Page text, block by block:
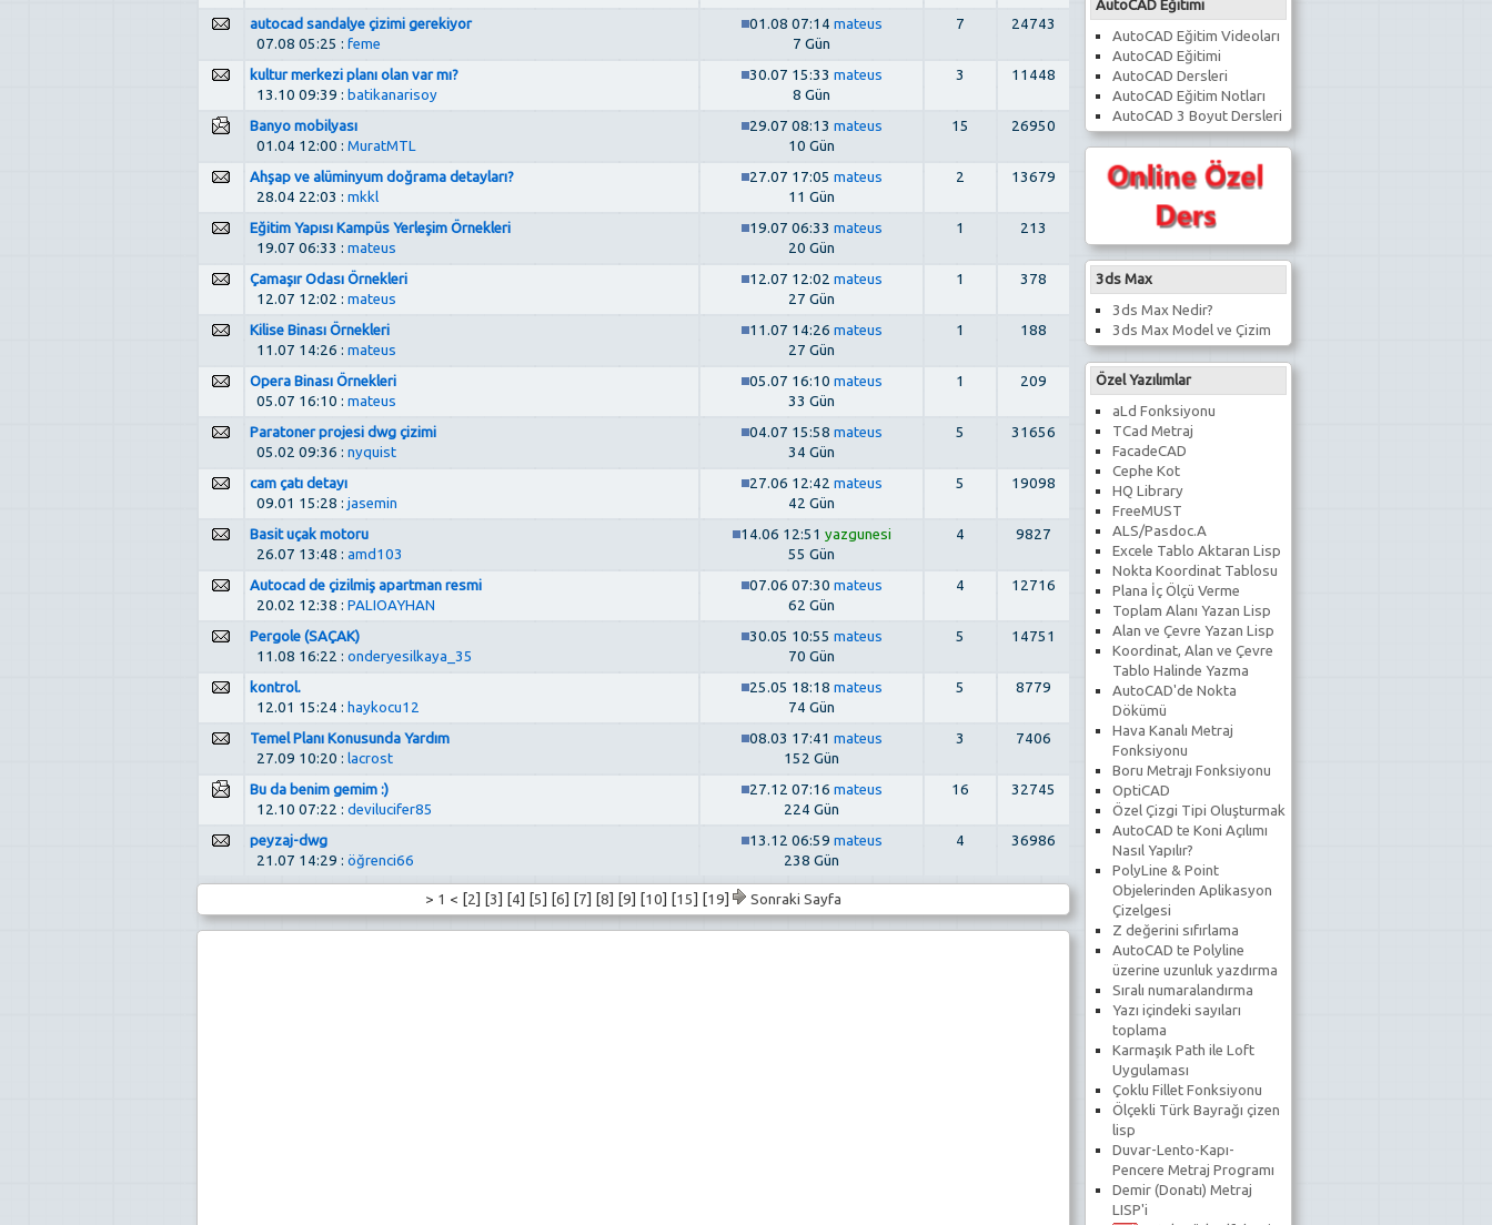
AutoCAD Eğitimi
AutoCAD Eğitim Videoları
AutoCAD Eğitimi
AutoCAD Dersleri
AutoCAD Eğitim Notları
AutoCAD 3 Boyut Dersleri
3ds Max
3ds Max Nedir?
3ds Max Model ve Çizim
Özel Yazılımlar
aLd Fonksiyonu
TCad Metraj
FacadeCAD
Cephe Kot
HQ Library
FreeMUST
ALS/Pasdoc.A
Excele Tablo Aktaran Lisp
Nokta Koordinat Tablosu
Plana İç Ölçü Verme
Toplam Alanı Yazan Lisp
Alan ve Çevre Yazan Lisp
Koordinat, Alan ve Çevre
Tablo Halinde Yazma
AutoCAD'de Nokta
Dökümü
Hava Kanalı Metraj
Fonksiyonu
Boru Metrajı Fonksiyonu
OptiCAD
Özel Çizgi Tipi Oluşturmak
AutoCAD te Koni Açılımı
Nasıl Yapılır?
PolyLine & Point
Objelerinden Aplikasyon
Çizelgesi
Z değerini sıfırlama
AutoCAD te Polyline
üzerine uzunluk yazdırma
Sıralı numaralandırma
Yazı içindeki sayıları
toplama
Karmaşık Path ile Loft
Uygulaması
Çoklu Fillet Fonksiyonu
Ölçekli Türk Bayrağı çizen
lisp
Duvar-Lento-Kapı-
Pencere Metraj Programı
Demir (Donatı) Metraj
LISP'i
autocad sandalye çizimi gerekiyor
07.08 05:25 : feme
01.08 07:14 mateus
7 Gün
7 24743
kultur merkezi planı olan var mı?
13.10 09:39 : batikanarisoy
30.07 15:33 mateus
8 Gün
3 11448
Banyo mobilyası
01.04 12:00 : MuratMTL
29.07 08:13 mateus
10 Gün
15 26950
Ahşap ve alüminyum doğrama detayları?
28.04 22:03 : mkkl
27.07 17:05 mateus
11 Gün
2 13679
Eğitim Yapısı Kampüs Yerleşim Örnekleri
19.07 06:33 : mateus
19.07 06:33 mateus
20 Gün
1 213
Çamaşır Odası Örnekleri
12.07 12:02 : mateus
12.07 12:02 mateus
27 Gün
1 378
Kilise Binası Örnekleri
11.07 14:26 : mateus
11.07 14:26 mateus
27 Gün
1 188
Opera Binası Örnekleri
05.07 16:10 : mateus
05.07 16:10 mateus
33 Gün
1 209
Paratoner projesi dwg çizimi
05.02 09:36 : nyquist
04.07 15:58 mateus
34 Gün
5 31656
cam çatı detayı
09.01 15:28 : jasemin
27.06 12:42 mateus
42 Gün
5 19098
Basit uçak motoru
26.07 13:48 : amd103
14.06 12:51 yazgunesi
55 Gün
4 9827
Autocad de çizilmiş apartman resmi
20.02 12:38 : PALIOAYHAN
07.06 07:30 mateus
62 Gün
4 12716
Pergole (SAÇAK)
11.08 16:22 : onderyesilkaya_35
30.05 10:55 mateus
70 Gün
5 14751
kontrol.
12.01 15:24 : haykocu12
25.05 18:18 mateus
74 Gün
5 8779
Temel Planı Konusunda Yardım
27.09 10:20 : lacrost
08.03 17:41 mateus
152 Gün
3 7406
Bu da benim gemim :)
12.10 07:22 : devilucifer85
27.12 07:16 mateus
224 Gün
16 32745
peyzaj-dwg
21.07 14:29 : öğrenci66
13.12 06:59 mateus
238 Gün
4 36986
> 1 < [2] [3] [4] [5] [6] [7] [8] [9] [10] [15] [19] Sonraki Sayfa